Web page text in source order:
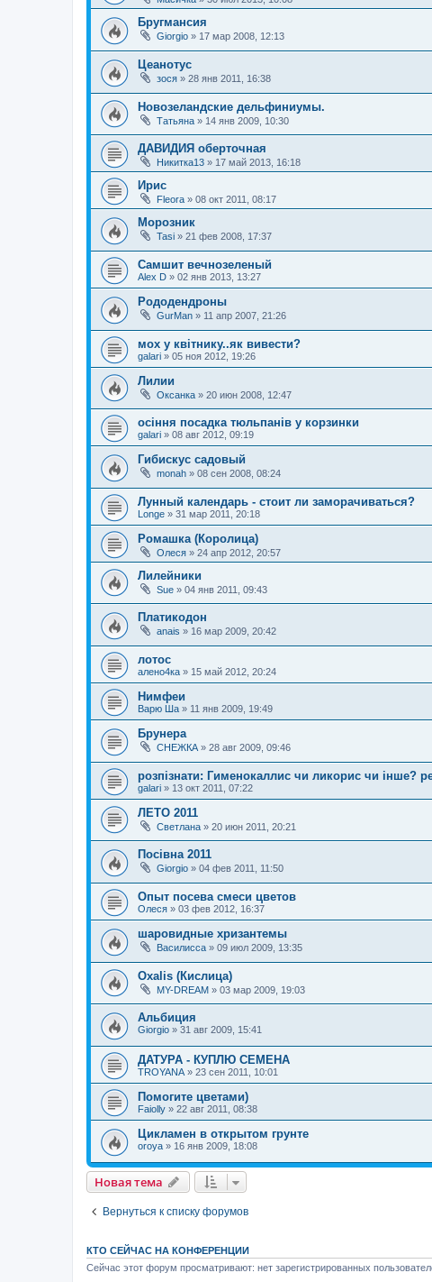
Бругмансия
Giorgio » 17 мар 2008, 12:13
Цеанотус
зося » 28 янв 2011, 16:38
Новозеландские дельфиниумы.
Татьяна » 14 янв 2009, 10:30
ДАВИДИЯ оберточная
Никитка13 » 17 май 2013, 16:18
Ирис
Fleora » 08 окт 2011, 08:17
Морозник
Tasi » 21 фев 2008, 17:37
Самшит вечнозеленый
Alex D » 02 янв 2013, 13:27
Рододендроны
GurMan » 11 апр 2007, 21:26
мох у квітнику..як вивести?
galari » 05 ноя 2012, 19:26
Лилии
Оксанка » 20 июн 2008, 12:47
осіння посадка тюльпанів у корзинки
galari » 08 авг 2012, 09:19
Гибискус садовый
monah » 08 сен 2008, 08:24
Лунный календарь - стоит ли заморачиваться?
Longe » 31 мар 2011, 20:18
Ромашка (Королица)
Олеся » 24 апр 2012, 20:57
Лилейники
Sue » 04 янв 2011, 09:43
Платикодон
anais » 16 мар 2009, 20:42
лотос
алено4ка » 15 май 2012, 20:24
Нимфеи
Варю Ша » 11 янв 2009, 19:49
Брунера
СНЕЖКА » 28 авг 2009, 09:46
розпізнати: Гименокаллис чи ликорис чи інше?
galari » 13 окт 2011, 07:22
ЛЕТО 2011
Светлана » 20 июн 2011, 20:21
Посівна 2011
Giorgio » 04 фев 2011, 11:50
Опыт посева смеси цветов
Олеся » 03 фев 2012, 16:37
шаровидные хризантемы
Василисса » 09 июл 2009, 13:35
Oxalis (Кислица)
MY-DREAM » 03 мар 2009, 19:03
Альбиция
Giorgio » 31 авг 2009, 15:41
ДАТУРА - КУПЛЮ СЕМЕНА
TROYANA » 23 сен 2011, 10:01
Помогите цветами)
Faiolly » 22 авг 2011, 08:38
Цикламен в открытом грунте
oroya » 16 янв 2009, 18:08
Новая тема
Вернуться к списку форумов
КТО СЕЙЧАС НА КОНФЕРЕНЦИИ
Сейчас этот форум просматривают: нет зарегистрированных